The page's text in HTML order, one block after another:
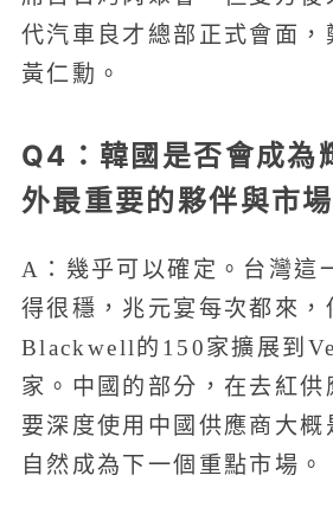
代汽車良才總部正式會面，
黃仁勳。
Q4：韓國是否會成為
外最重要的夥伴與市場
A：幾乎可以確定。台灣這
得很穩，兆元宴每次都來，
Blackwell的150家擴展到
家。中國的部分，在去紅供
要深度使用中國供應商大概
自然成為下一個重點市場。